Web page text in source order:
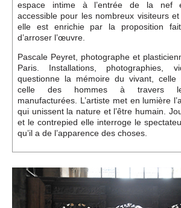
espace intime à l’entrée de la nef
accessible pour les nombreux visiteurs
elle est enrichie par la proposition
d’arroser l’œuvre.
Pascale Peyret, photographe et
Paris. Installations, photographies,
questionne la mémoire du vivant, celle
celle des hommes à travers
manufacturées. L’artiste met en lumière
qui unissent la nature et l’être humain.
et le contrepied elle interroge le
qu’il a de l’apparence des choses.